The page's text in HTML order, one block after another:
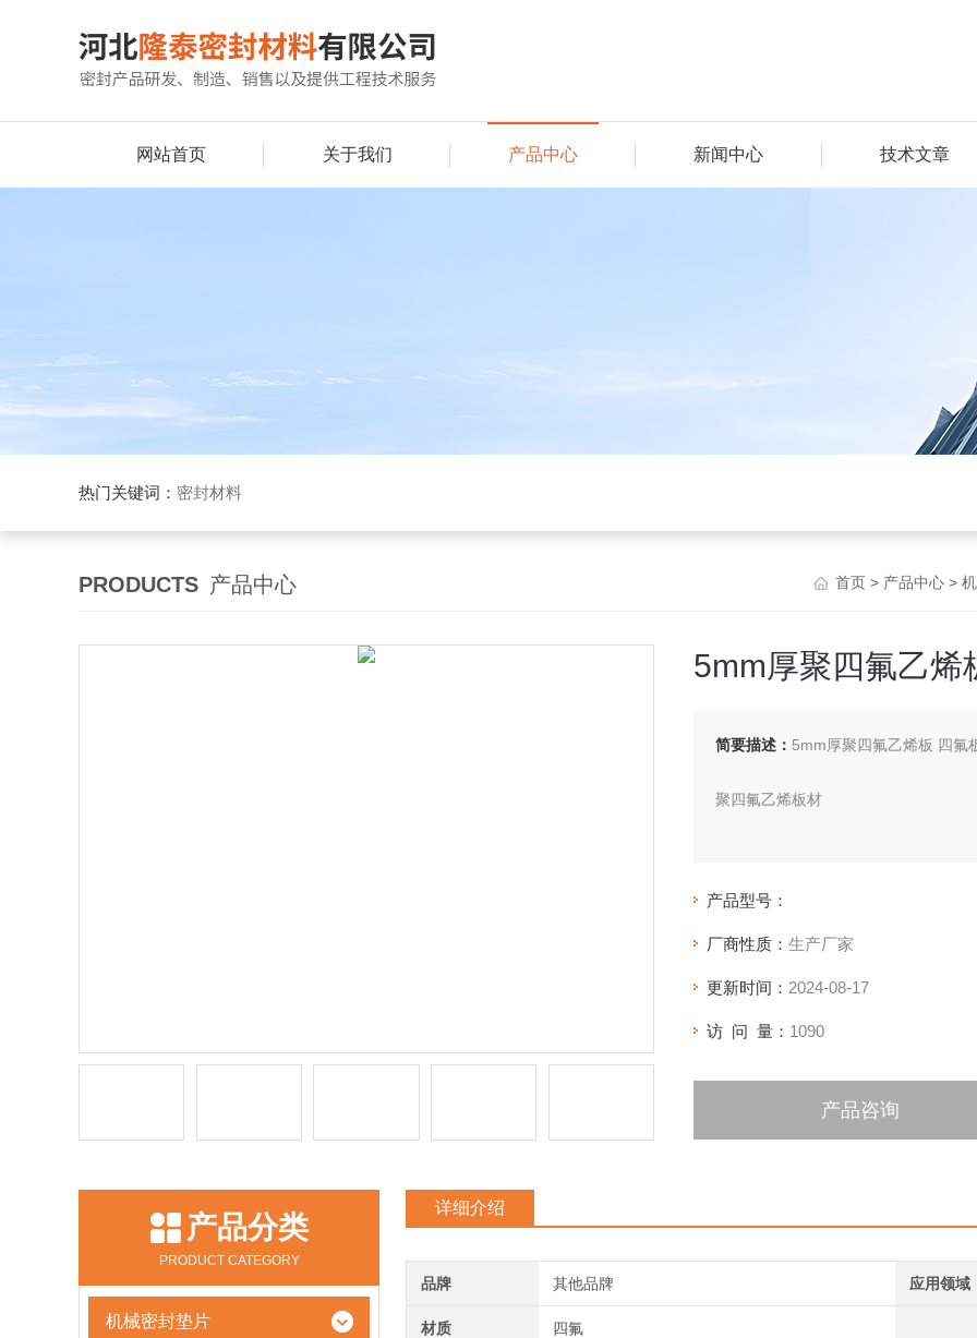
网站首页 关于我们 产品中心 新闻中心 技术文章
热门关键词： 密封材料
PRODUCTS 产品中心 首页 > 产品中心 >
5mm厚聚四氟乙烯
简要描述： 5mm厚聚四氟乙烯板 四氟
聚四氟乙烯板材
产品用途:适用于在各种腐蚀性介质下
阀门和容器的衬里、衬垫。还可以做防
可以制成各种频率下使用的绝缘件等。
产品型号：
厂商性质： 生产厂家
更新时间： 2024-08-17
访 问 量： 1090
产品咨询
产品分类
PRODUCT CATEGORY
机械密封垫片
详细介绍
品牌 其他品牌 应用领域
材质 四氟